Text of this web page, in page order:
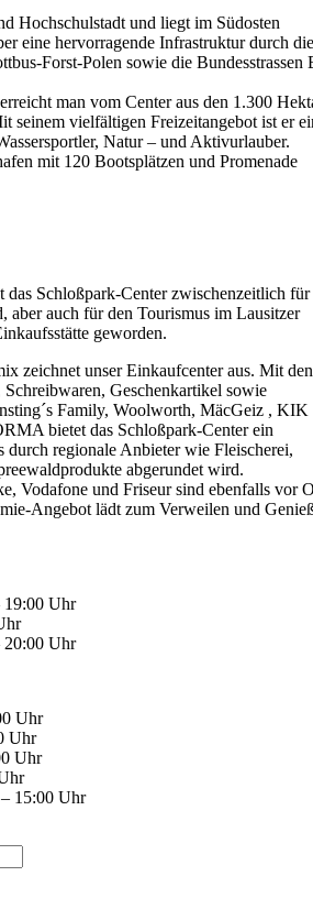
Hochschulstadt und liegt im Südosten
eine hervorragende Infrastruktur durch
Forst-Polen sowie die Bundesstrassen
man vom Center aus den 1.300
seinem vielfältigen Freizeitangebot ist er
Natur – und Aktivurlauber.
mit 120 Bootsplätzen und Promenade
Schloßpark-Center zwischenzeitlich für
aber auch für den Tourismus im Lausitzer
geworden.
zeichnet unser Einkaufcenter aus. Mit den
Geschenkartikel sowie
Family, Woolworth, MäcGeiz , KIK
bietet das Schloßpark-Center ein
durch regionale Anbieter wie Fleischerei,
abgerundet wird.
Vodafone und Friseur sind ebenfalls vor
Angebot lädt zum Verweilen und
19:00 Uhr
20:00 Uhr
Uhr
Uhr
Uhr
15:00 Uhr